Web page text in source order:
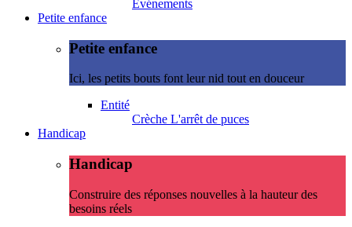
Evénements
Petite enfance
Petite enfance
Ici, les petits bouts font leur nid tout en douceur
Entité
Crèche L'arrêt de puces
Handicap
Handicap
Construire des réponses nouvelles à la hauteur des
besoins réels